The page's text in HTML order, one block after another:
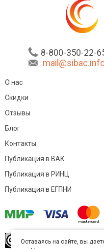
8-800-350-22-
О нас
Скидки
Отзывы
Блог
Контакты
Публикация в ВАК
Публикация в РИНЦ
Публикация в ЕГПНИ
Оставаясь на сайте, вы